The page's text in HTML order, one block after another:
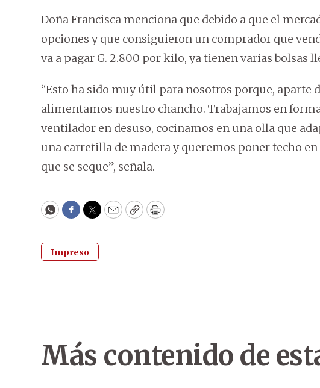
Doña Francisca menciona que debido a que el
opciones y que consiguieron un comprador que
va a pagar G. 2.800 por kilo, ya tienen varias bolsas
“Esto ha sido muy útil para nosotros porque, aparte
alimentamos nuestro chancho. Trabajamos en
ventilador en desuso, cocinamos en una olla que
una carretilla de madera y queremos poner techo
que se seque”, señala.
WhatsApp
Facebook
Twitter
EmailCopyPrint
Impreso
Más contenido de